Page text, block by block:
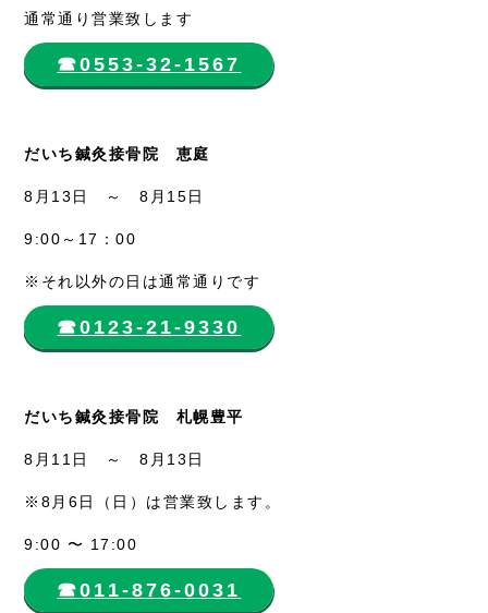
通常通り営業致します
☎︎0553-32-1567
だいち鍼灸接骨院 恵庭
8月13日 ～ 8月15日
9:00～17：00
※それ以外の日は通常通りです
☎︎0123-21-9330
だいち鍼灸接骨院 札幌豊平
8月11日 ～ 8月13日
※8月6日（日）は営業致します。
9:00 〜 17:00
☎︎011-876-0031